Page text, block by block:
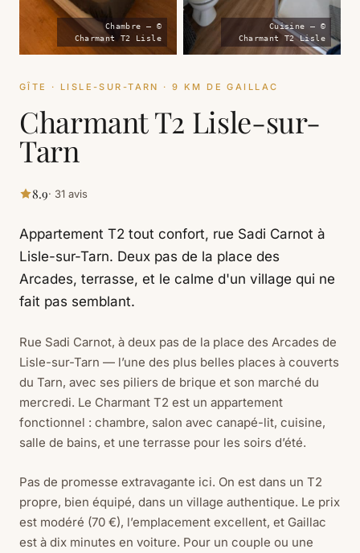
Chambre — ©
Charmant T2 Lisle
Cuisine — ©
Charmant T2 Lisle
GÎTE · LISLE-SUR-TARN · 9 KM DE GAILLAC
Charmant T2 Lisle-sur-
Tarn
8.9· 31 avis
Appartement T2 tout confort, rue Sadi Carnot à
Lisle-sur-Tarn. Deux pas de la place des
Arcades, terrasse, et le calme d'un village qui ne
fait pas semblant.
Rue Sadi Carnot, à deux pas de la place des Arcades de
Lisle-sur-Tarn — l’une des plus belles places à couverts
du Tarn, avec ses piliers de brique et son marché du
mercredi. Le Charmant T2 est un appartement
fonctionnel : chambre, salon avec canapé-lit, cuisine,
salle de bains, et une terrasse pour les soirs d’été.
Pas de promesse extravagante ici. On est dans un T2
propre, bien équipé, dans un village authentique. Le prix
est modéré (70 €), l’emplacement excellent, et Gaillac
est à dix minutes en voiture. Pour un couple ou une